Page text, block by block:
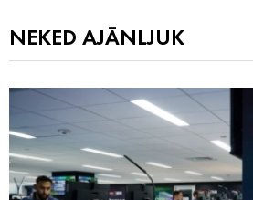
NEKED AJÁNLJUK